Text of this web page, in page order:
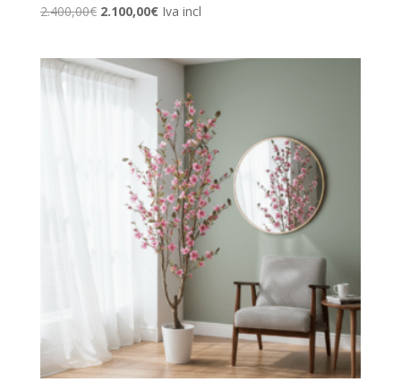
2.400,00€ El
era:
2.100,00€El
2.100,00€.
Iva incl